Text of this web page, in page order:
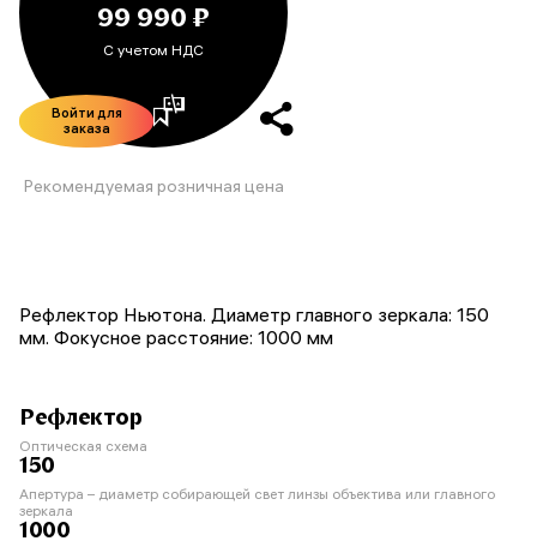
99 990 ₽
С учетом НДС
Войти для
заказа
Рекомендуемая розничная цена
Рефлектор Ньютона. Диаметр главного зеркала: 150
мм. Фокусное расстояние: 1000 мм
Рефлектор
Оптическая схема
150
Апертура – диаметр собирающей свет линзы объектива или главного
зеркала
1000